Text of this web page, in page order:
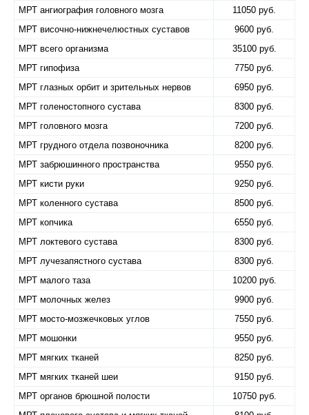
МРТ ангиография головного мозга
11050 руб.
МРТ височно-нижнечелюстных суставов
9600 руб.
МРТ всего организма
35100 руб.
МРТ гипофиза
7750 руб.
МРТ глазных орбит и зрительных нервов
6950 руб.
МРТ голеностопного сустава
8300 руб.
МРТ головного мозга
7200 руб.
МРТ грудного отдела позвоночника
8200 руб.
МРТ забрюшинного пространства
9550 руб.
МРТ кисти руки
9250 руб.
МРТ коленного сустава
8500 руб.
МРТ копчика
6550 руб.
МРТ локтевого сустава
8300 руб.
МРТ лучезапястного сустава
8300 руб.
МРТ малого таза
10200 руб.
МРТ молочных желез
9900 руб.
МРТ мосто-мозжечковых углов
7550 руб.
МРТ мошонки
9550 руб.
МРТ мягких тканей
8250 руб.
МРТ мягких тканей шеи
9150 руб.
МРТ органов брюшной полости
10750 руб.